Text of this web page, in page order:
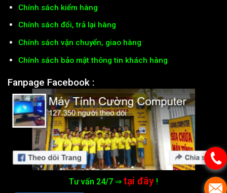
Chính sách kiểm hàng
Chính sách đổi, trả lại hàng
Chính sách vận chuyển, giao hàng
Chính sách bảo mật thông tin khách hàng
Fanpage Facebook :
Tư vấn 24/7 ⇒ tại đây !